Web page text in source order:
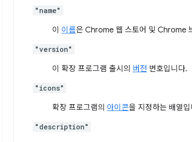
"name"
이 이름은 Chrome 웹 스토어 및 Chrome
"version"
이 확장 프로그램 출시의 버전 번호입니다.
"icons"
확장 프로그램의 아이콘을 지정하는 배열
"description"